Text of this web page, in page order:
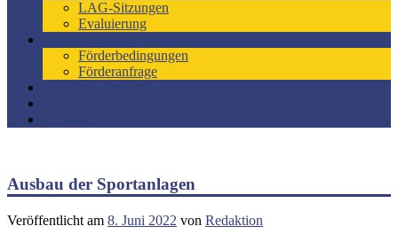
LAG-Sitzungen
Evaluierung
Förderbedingungen
Förderanfrage
Ausbau der Sportanlagen
Veröffentlicht am 8. Juni 2022 von Redaktion